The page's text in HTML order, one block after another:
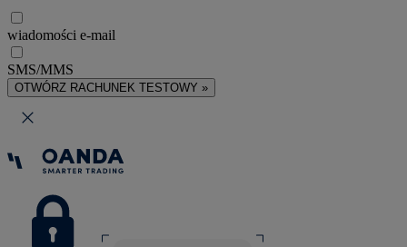
wiadomości e-mail
SMS/MMS
OTWÓRZ RACHUNEK TESTOWY »